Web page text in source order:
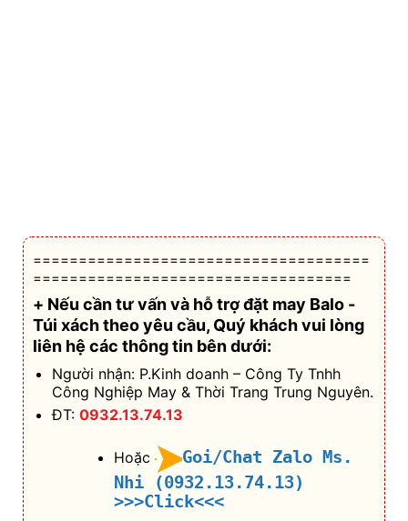
=====================================
===================================
+ Nếu cần tư vấn và hỗ trợđặt may Balo -
Túi xách theo yêu cầu, Quý khách vui lòng
liên hệ các thông tin bên dưới:
Người nhận: P.Kinh doanh – Công Ty Tnhh
Công Nghiệp May & Thời Trang Trung Nguyên.
ĐT: 0932.13.74.13
Hoặc
Goi/Chat Zalo Ms.
Nhi (0932.13.74.13)
>>>Click<<<